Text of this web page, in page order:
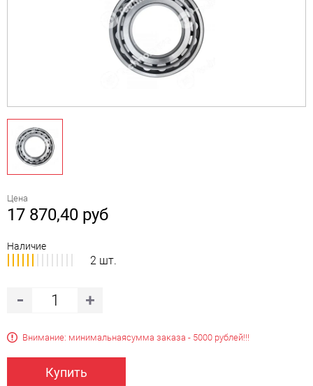
Цена
17 870,40 руб
Наличие
2 шт.
Внимание: минимальнаясумма заказа - 5000 рублей!!!
Купить